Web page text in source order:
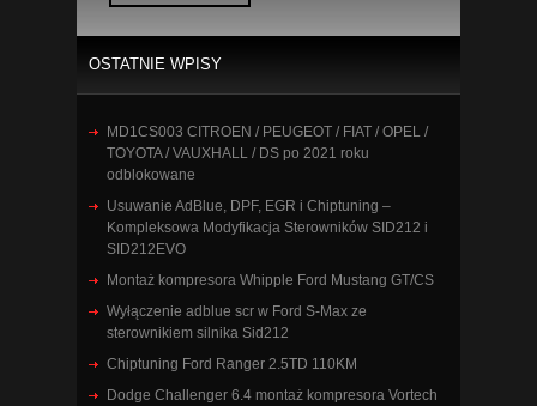
OSTATNIE WPISY
MD1CS003 CITROEN / PEUGEOT / FIAT / OPEL /
TOYOTA / VAUXHALL / DS po 2021 roku
odblokowane
Usuwanie AdBlue, DPF, EGR i Chiptuning –
Kompleksowa Modyfikacja Sterowników SID212 i
SID212EVO
Montaż kompresora Whipple Ford Mustang GT/CS
Wyłączenie adblue scr w Ford S-Max ze
sterownikiem silnika Sid212
Chiptuning Ford Ranger 2.5TD 110KM
Dodge Challenger 6.4 montaż kompresora Vortech